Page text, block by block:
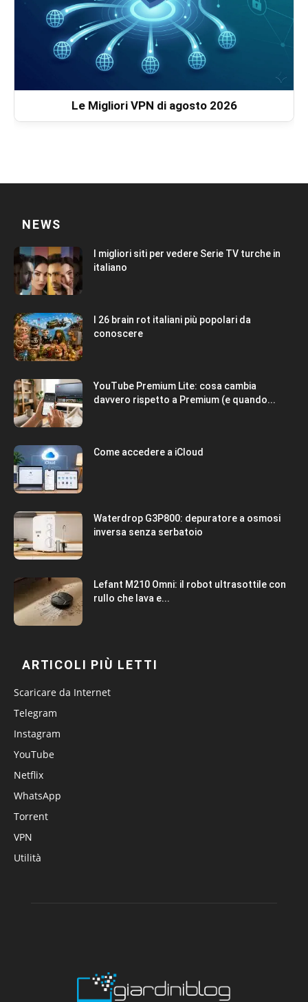
Le Migliori VPN di agosto 2026
NEWS
I migliori siti per vedere Serie TV turche in
italiano
I 26 brain rot italiani più popolari da
conoscere
YouTube Premium Lite: cosa cambia
davvero rispetto a Premium (e quando...
Come accedere a iCloud
Waterdrop G3P800: depuratore a osmosi
inversa senza serbatoio
Lefant M210 Omni: il robot ultrasottile con
rullo che lava e...
ARTICOLI PIÙ LETTI
Scaricare da Internet
Telegram
Instagram
YouTube
Netflix
WhatsApp
Torrent
VPN
Utilità